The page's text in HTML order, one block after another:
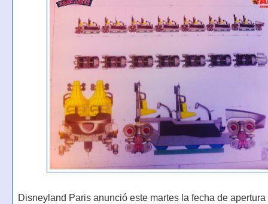
Disneyland Paris anunció este martes la fecha de